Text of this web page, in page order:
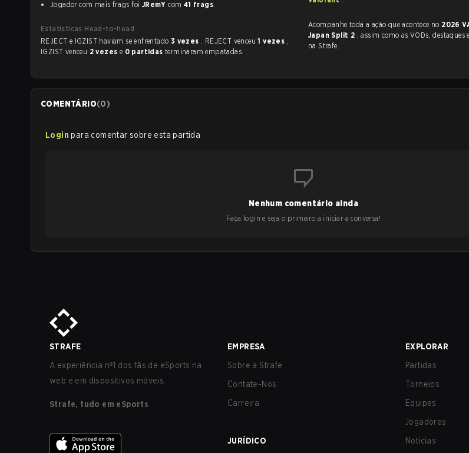
Jogador com mais frags foi JRemY com 41 frags.
Estatísticas Head-to-head
REJECT e IGZIST haviam se enfrentado 3 vezes . REJECT venceu1 vezes ,
IGZIST venceu 2 vezes e 0 partidas terminaram empatadas.
Acompanhe toda a ação que acontece no 2026
Japan Split 2 , assim como as VODs, destaques e transmissões ao vivo, tudo
na Strafe.
COMENTÁRIO(0)
Login para comentar sobre esta partida
Nenhum comentário ainda
Faça login e seja o primeiro a iniciar a conversa!
STRAFE
A experiência nº1 dos fãs de eSports na
web e em dispositivos móveis.
Strafe, tudo em eSports
EMPRESA
Sobre a Strafe
Contate-Nos
Carreira
JURÍDICO
EXPLORAR
Partidas
Torneios
Equipes
Jogadores
Notícias